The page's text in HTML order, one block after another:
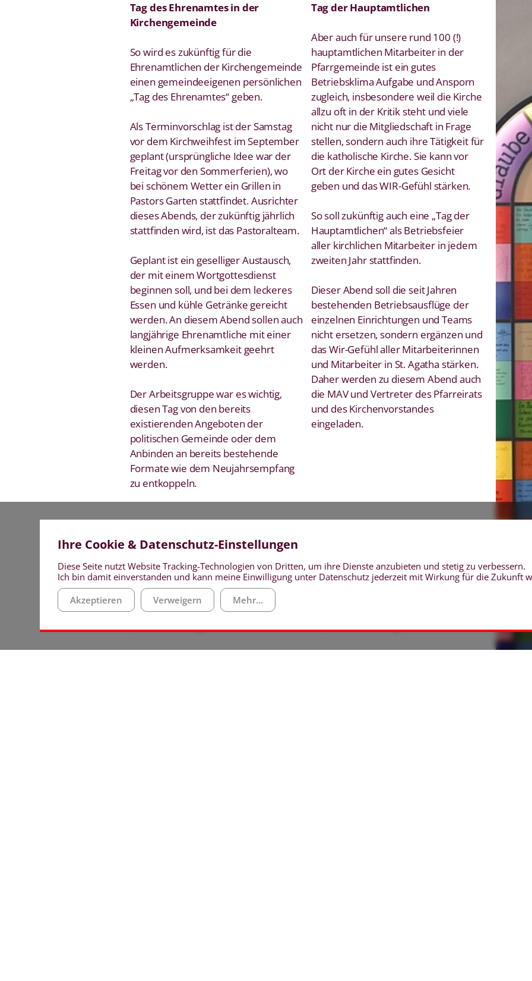
Tag des Ehrenamtes in der
Kirchengemeinde
So wird es zukünftig für die
Ehrenamtlichen der Kirchengemeinde
einen gemeindeeigenen persönlichen
„Tag des Ehrenamtes“ geben.
Als Terminvorschlag ist der Samstag
vor dem Kirchweihfest im September
geplant (ursprüngliche Idee war der
Freitag vor den Sommerferien), wo
bei schönem Wetter ein Grillen in
Pastors Garten stattfindet. Ausrichter
dieses Abends, der zukünftig jährlich
stattfinden wird, ist das Pastoralteam.
Geplant ist ein geselliger Austausch,
der mit einem Wortgottesdienst
beginnen soll, und bei dem leckeres
Essen und kühle Getränke gereicht
werden. An diesem Abend sollen auch
langjährige Ehrenamtliche mit einer
kleinen Aufmerksamkeit geehrt
werden.
Der Arbeitsgruppe war es wichtig,
diesen Tag von den bereits
existierenden Angeboten der
politischen Gemeinde oder dem
Anbinden an bereits bestehende
Formate wie dem Neujahrsempfang
zu entkoppeln.
Tag der Hauptamtlichen
Aber auch für unsere rund 100 (!)
hauptamtlichen Mitarbeiter in der
Pfarrgemeinde ist ein gutes
Betriebsklima Aufgabe und Ansporn
zugleich, insbesondere weil die Kirche
allzu oft in der Kritik steht und viele
nicht nur die Mitgliedschaft in Frage
stellen, sondern auch ihre Tätigkeit für
die katholische Kirche. Sie kann vor
Ort der Kirche ein gutes Gesicht
geben und das WIR-Gefühl stärken.
So soll zukünftig auch eine „Tag der
Hauptamtlichen“ als Betriebsfeier
aller kirchlichen Mitarbeiter in jedem
zweiten Jahr stattfinden.
Dieser Abend soll die seit Jahren
bestehenden Betriebsausflüge der
einzelnen Einrichtungen und Teams
nicht ersetzen, sondern ergänzen und
das Wir-Gefühl aller Mitarbeiterinnen
und Mitarbeiter in St. Agatha stärken.
Daher werden zu diesem Abend auch
die MAV und Vertreter des Pfarreirats
und des Kirchenvorstandes
eingeladen.
Auch für das Willkommen neuer Mitarbeiterinnen und Mitarbeiter, sowie der
Ihre Cookie & Datenschutz-Einstellungen
Diese Seite nutzt Website Tracking-Technologien von Dritten, um ihre Dienste anzubieten und stetig zu verbessern.
Ich bin damit einverstanden und kann meine Einwilligung unter Datenschutz jederzeit mit Wirkung für die Zukunft
Akzeptieren
Verweigern Mehr...